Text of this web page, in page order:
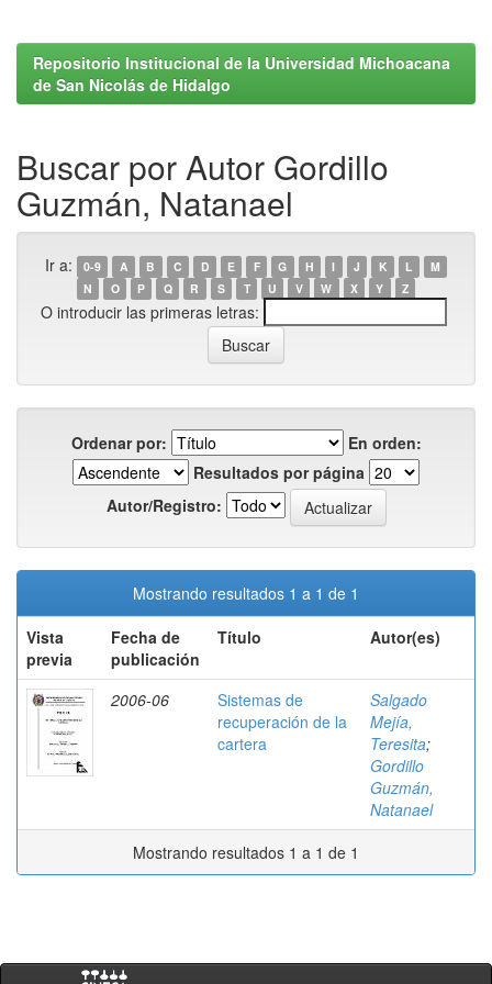
Repositorio Institucional de la Universidad Michoacana
de San Nicolás de Hidalgo
Buscar por Autor Gordillo
Guzmán, Natanael
Ir a: 0-9 A B C D E F G H I J K L
M
N
O P Q R S T U V W X Y Z
O introducir las primeras letras:
Ordenar por:
En orden:
Resultados por página
Autor/Registro:
Mostrando resultados 1 a 1 de 1
Vista
previa
Fecha de
publicación
Título Autor(es)
2006-06
Sistemas de
recuperación de la
cartera
Salgado
Mejía,
Teresita;
Gordillo
Guzmán,
Natanael
Mostrando resultados 1 a 1 de 1